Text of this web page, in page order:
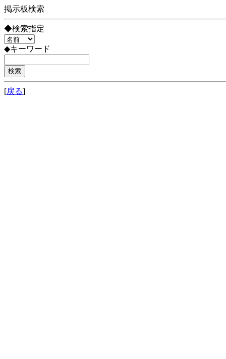
掲示板検索
◆検索指定
◆キーワード
[戻る]